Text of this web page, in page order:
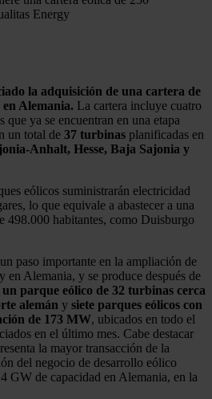
Energy
la adquisición de una cartera de
Alemania. La cartera incluye cuatro
que ya se encuentran en una etapa
un total de 37 turbinas planificadas en
Anhalt, Hesse, Baja Sajonia y
eólicos suministrarán electricidad
lo que equivale a abastecer a una
498.000 habitantes, como Duisburgo
paso importante en la ampliación de
en Alemania, y se produce después de
un parque eólico de 32 turbinas cerca
alemán y siete parques eólicos con
de 173 MW, ubicados en todo el
en el último mes. Cabe destacar
la mayor transacción de la
del negocio de desarrollo eólico
GW de capacidad en Alemania, en la